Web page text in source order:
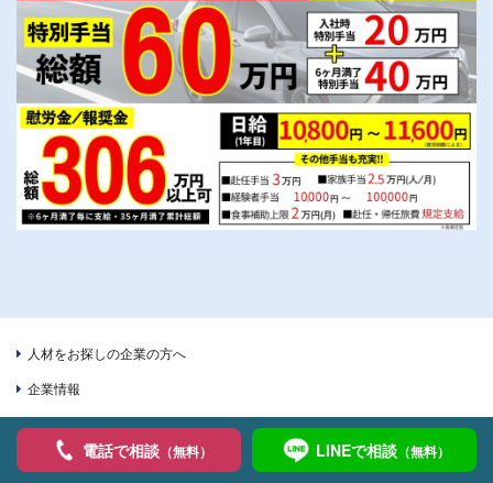
人材をお探しの企業の方へ
企業情報
ピックアップ求人（三菱期間工・アイシン期間工
デンソー期間工・トヨタ自動車期間 三菱自動車派遣）
電話で相談（無料） LINEで相談（無料）